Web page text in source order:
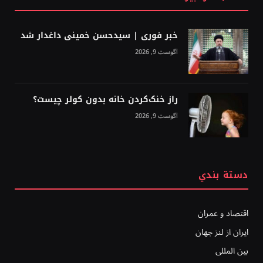
خبر فوری | سیدحسن خمینی داغدار شد
آگوست 9, 2026
راز خنک‌کردن خانه بدون کولر چیست؟
آگوست 9, 2026
دستة بندي
اقتصاد و عمران
ایران از لنز جهان
بين المللى